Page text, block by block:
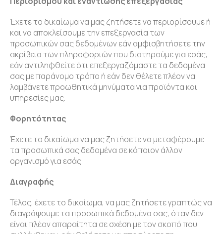
Έχετε το δικαίωμα να μας ζητήσετε να περιορίσουμε ή
και να αποκλείσουμε την επεξεργασία των
προσωπικών σας δεδομένων εάν αμφισβητήσετε την
ακρίβεια των πληροφοριών που διατηρούμε για εσάς,
εάν αντιληφθείτε ότι επεξεργαζόμαστε τα δεδομένα
σας με παράνομο τρόπο ή εάν δεν θέλετε πλέον να
λαμβάνετε προωθητικά μηνύματα για προϊόντα και
υπηρεσίες μας.
Φορητότητας
Έχετε το δικαίωμα να μας ζητήσετε να μεταφέρουμε
τα προσωπικά σας δεδομένα σε κάποιον άλλον
οργανισμό για εσάς.
Διαγραφής
Τέλος, έχετε το δικαίωμα, να μας ζητήσετε γραπτώς να
διαγράψουμε τα προσωπικά δεδομένα σας, όταν δεν
είναι πλέον απαραίτητα σε σχέση με τον σκοπό που